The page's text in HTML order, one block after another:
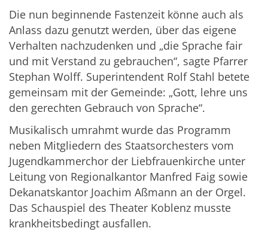
Die nun beginnende Fastenzeit könne auch als
Anlass dazu genutzt werden, über das eigene
Verhalten nachzudenken und „die Sprache fair
und mit Verstand zu gebrauchen“, sagte Pfarrer
Stephan Wolff. Superintendent Rolf Stahl betete
gemeinsam mit der Gemeinde: „Gott, lehre uns
den gerechten Gebrauch von Sprache“.
Musikalisch umrahmt wurde das Programm
neben Mitgliedern des Staatsorchesters vom
Jugendkammerchor der Liebfrauenkirche unter
Leitung von Regionalkantor Manfred Faig sowie
Dekanatskantor Joachim Aßmann an der Orgel.
Das Schauspiel des Theater Koblenz musste
krankheitsbedingt ausfallen.